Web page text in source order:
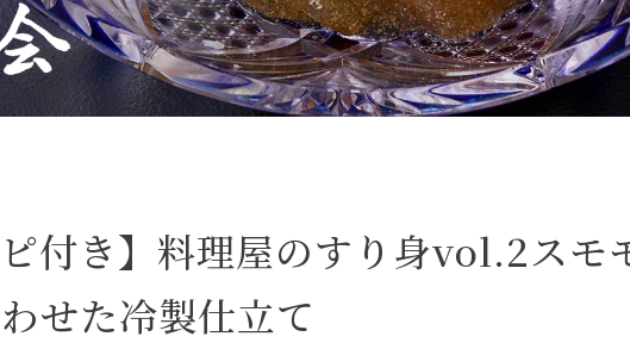
ピ付き】料理屋のすり身vol.2スモ
せた冷製仕立て